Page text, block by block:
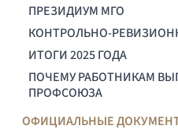
ПРЕЗИДИУМ МГО
КОНТРОЛЬНО-
ИТОГИ 2025 ГОДА
ПОЧЕМУ РАБОТНИКАМ
ПРОФСОЮЗА
ОФИЦИАЛЬНЫЕ